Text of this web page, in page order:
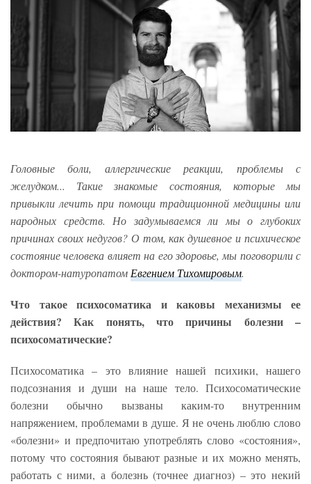
Головные боли, аллергические реакции, проблемы с
желудком... Такие знакомые состояния, которые мы
привыкли лечить при помощи традиционной медицины или
народных средств. Но задумываемся ли мы о глубоких
причинах своих недугов? О том, как душевное и психическое
состояние человека влияет на его здоровье, мы поговорили с
доктором-натуропатомЕвгением Тихомировым.
Что такое психосоматика и каковы механизмы ее
действия? Как понять, что причины болезни –
психосоматические?
Психосоматика – это влияние нашей психики, нашего
подсознания и души на наше тело. Психосоматические
болезни обычно вызваны каким-то внутренним
напряжением, проблемами в душе. Я не очень люблю слово
«болезни» и предпочитаю употреблять слово «состояния»,
потому что состояния бывают разные и их можно менять,
работать с ними, а болезнь (точнее диагноз) – это некий